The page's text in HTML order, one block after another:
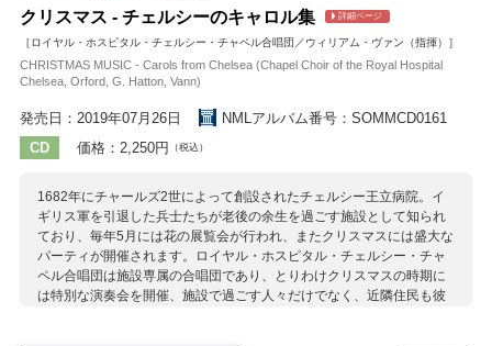
クリスマス - チェルシーのキャロル集 詳細ページ
［ロイヤル・ホスピタル・チェルシー・チャペル合唱団／ウィリアム・ヴァン（指揮）］
CHRISTMAS MUSIC - Carols from Chelsea (Chapel Choir of the Royal Hospital
Chelsea, Orford, G. Hatton, Vann)
発売日：2019年07月26日
NMLアルバム番号：SOMMCD0161
CD
価格：2,250円 （税込）
1682年にチャールズ2世によって創設されたチェルシー王立病院。イ
ギリス軍を引退した兵士たちが老後の余生を過ごす施設として知られ
ており、毎年5月には花の展覧会が行われ、またクリスマスには盛大な
パーティが開催されます。ロイヤル・ホスピタル・チェルシー・チャ
ペル合唱団は施設専属の合唱団であり、とりわけクリスマスの時期に
は特別な演奏会を開催、施設で過ごす人々だけでなく、近隣住民も彼